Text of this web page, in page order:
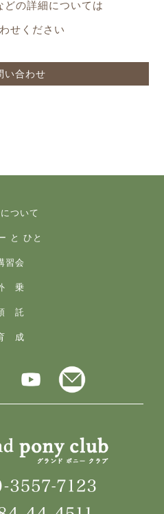
どの詳細については
せください
い合わせ
ついて
と ひと
習会
乗
託
成